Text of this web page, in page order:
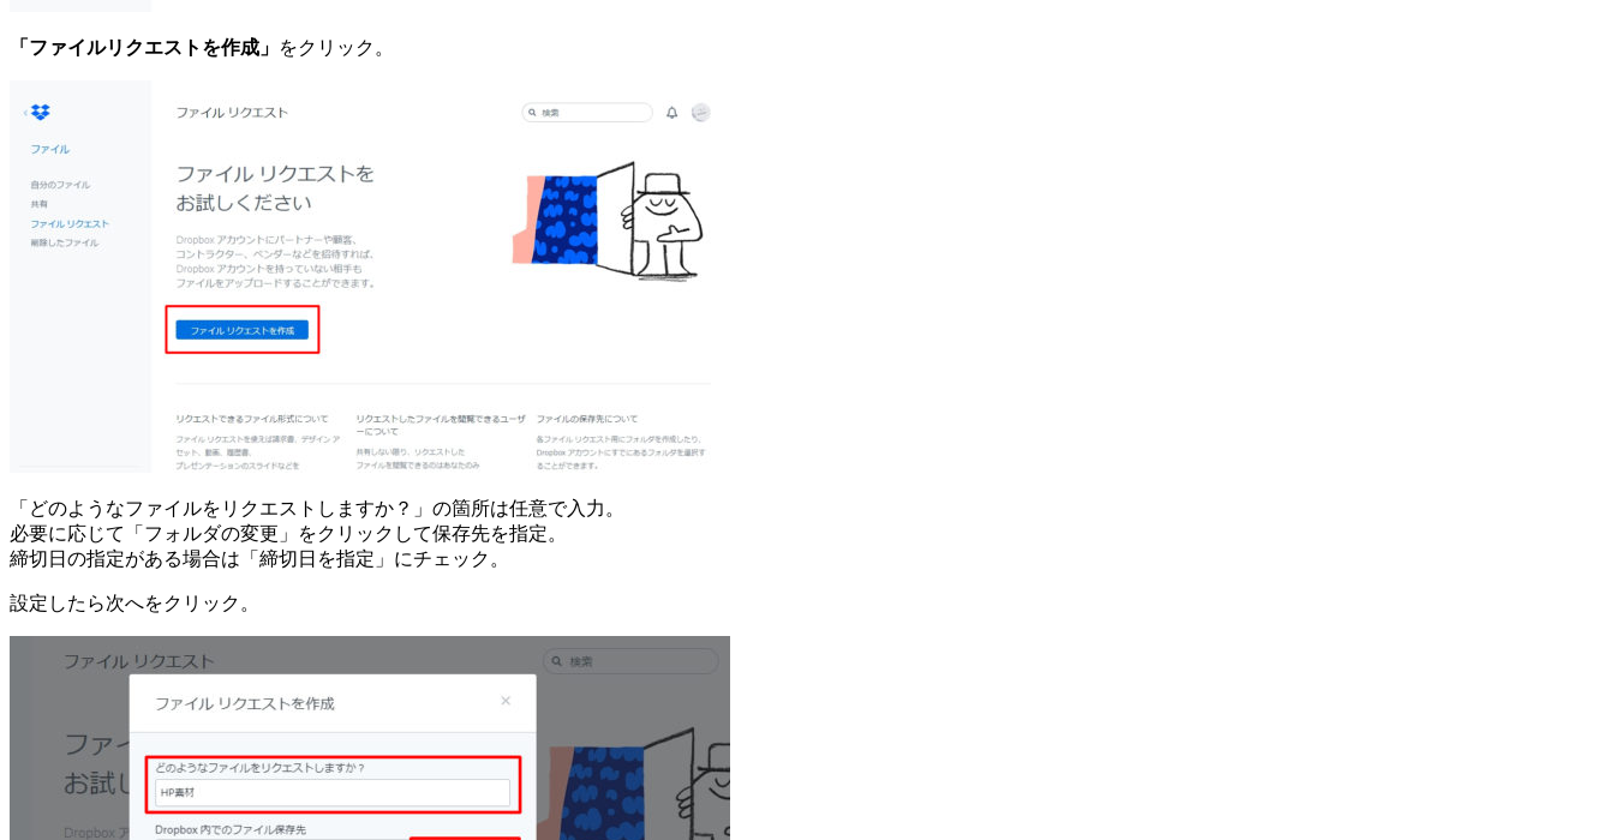
「ファイルリクエストを作成」 をクリック。
「どのようなファイルをリクエストしますか？」の箇所は任意で入力。
必要に応じて「フォルダの変更」をクリックして保存先を指定。
締切日の指定がある場合は「締切日を指定」にチェック。
設定したら次へをクリック。